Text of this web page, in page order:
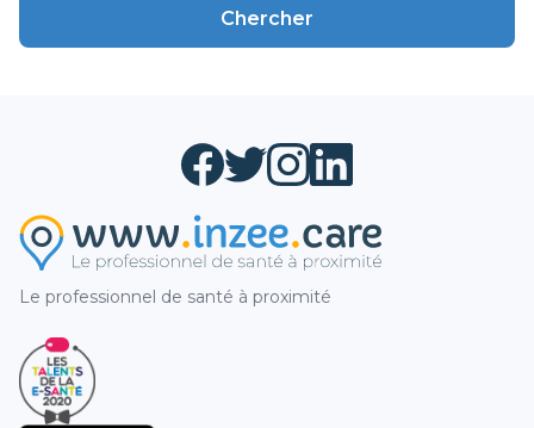
Chercher
Le professionnel de santé à proximité